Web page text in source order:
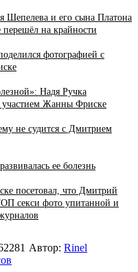
Шепелева и его сына Платона
на крайности
фотографией с
Надя Ручка
участием Жанны Фриске
не судится с Дмитрием
ее болезнь
посетовал, что Дмитрий
секси фото упитанной и
Автор: Rinel